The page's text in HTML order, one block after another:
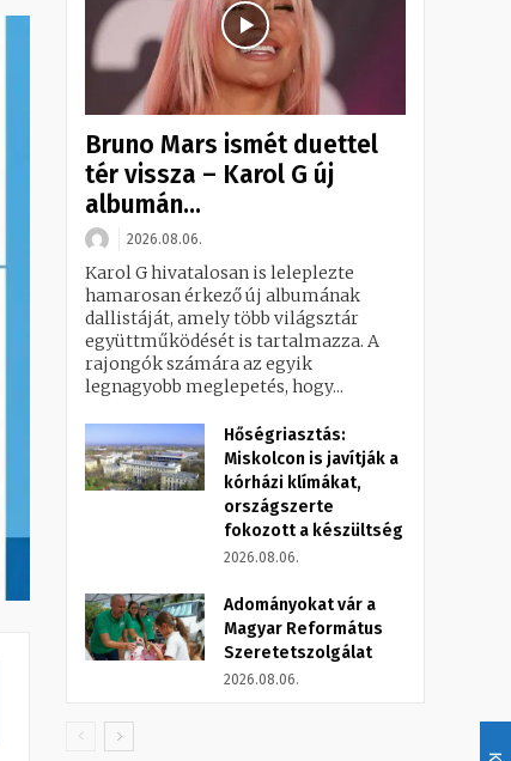
Bruno Mars ismét duettel
tér vissza – Karol G új
albumán...
2026.08.06.
Karol G hivatalosan is leleplezte
hamarosan érkező új albumának
dallistáját, amely több világsztár
együttműködését is tartalmazza. A
rajongók számára az egyik
legnagyobb meglepetés, hogy...
Hőségriasztás:
Miskolcon is javítják a
kórházi klímákat,
országszerte
fokozott a készültség
2026.08.06.
Adományokat vár a
Magyar Református
Szeretetszolgálat
2026.08.06.